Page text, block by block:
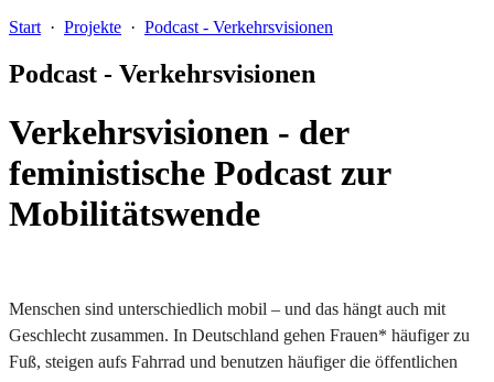
Start · Projekte · Podcast - Verkehrsvisionen
Podcast - Verkehrsvisionen
Verkehrsvisionen - der
feministische Podcast zur
Mobilitätswende
Menschen sind unterschiedlich mobil – und das hängt auch mit
Geschlecht zusammen. In Deutschland gehen Frauen* häufiger zu
Fuß, steigen aufs Fahrrad und benutzen häufiger die öffentlichen